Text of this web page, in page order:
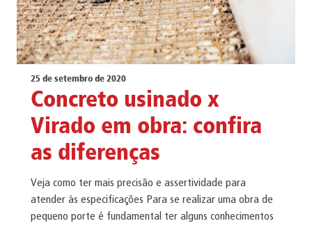
25 de setembro de 2020
Concreto usinado x
Virado em obra: confira
as diferenças
Veja como ter mais precisão e assertividade para
atender às especificações Para se realizar uma obra de
pequeno porte é fundamental ter alguns conhecimentos